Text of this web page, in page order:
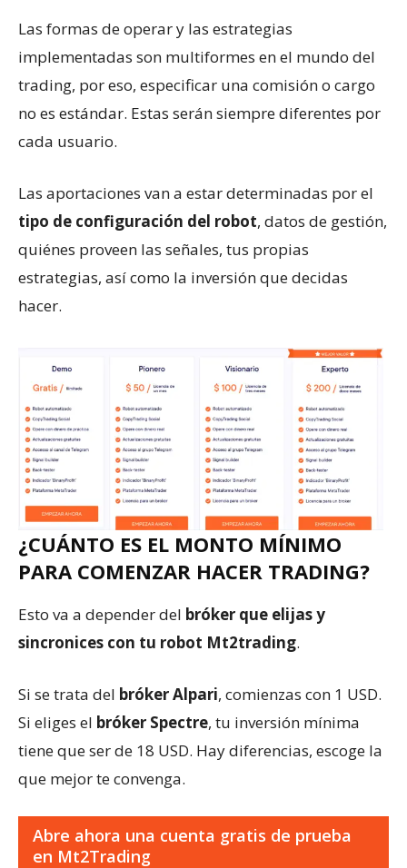
Las formas de operar y las estrategias
implementadas son multiformes en el mundo del
trading, por eso, especificar una comisión o cargo
no es estándar. Estas serán siempre diferentes por
cada usuario.
Las aportaciones van a estar determinadas por el
tipo de configuración del robot, datos de gestión,
quiénes proveen las señales, tus propias
estrategias, así como la inversión que decidas
hacer.
¿CUÁNTO ES EL MONTO MÍNIMO
PARA COMENZAR HACER TRADING?
Esto va a depender del bróker que elijas y
sincronices con tu robot Mt2trading.
Si se trata del bróker Alpari, comienzas con 1 USD.
Si eliges el bróker Spectre, tu inversión mínima
tiene que ser de 18 USD. Hay diferencias, escoge la
que mejor te convenga.
Abre ahora una cuenta gratis de prueba
en Mt2Trading